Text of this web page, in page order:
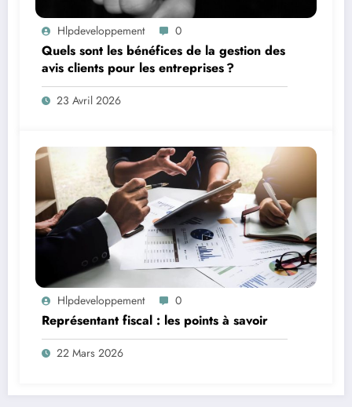
Hlpdeveloppement 0
Quels sont les bénéfices de la gestion des
avis clients pour les entreprises ?
23 Avril 2026
Hlpdeveloppement 0
Représentant fiscal : les points à savoir
22 Mars 2026